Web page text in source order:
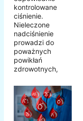
kontrolowane
ciśnienie.
Nieleczone
nadciśnienie
prowadzi do
poważnych
powikłań
zdrowotnych,